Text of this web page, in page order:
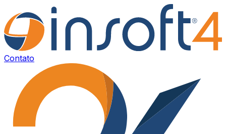
Contato